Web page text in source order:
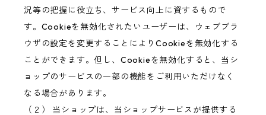
況等の把握に役立ち、サービス向上に資するもので
す。Cookieを無効化されたいユーザーは、ウェブブラ
ウザの設定を変更することによりCookieを無効化する
ことができます。但し、Cookieを無効化すると、当シ
ョップのサービスの一部の機能をご利用いただけなく
なる場合があります。
（２） 当ショップは、当ショップサービスが提供する